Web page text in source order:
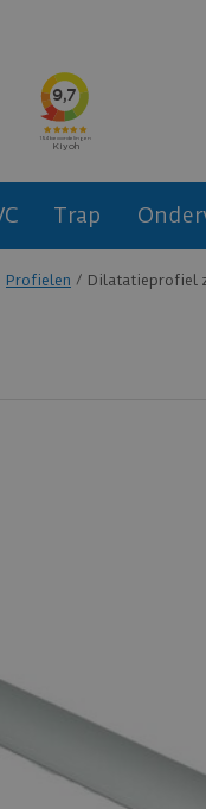
Profielen Dilatatieprofiel
Trap